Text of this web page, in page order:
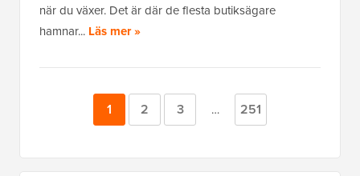
när du växer. Det är där de flesta butiksägare
hamnar... Läs mer »
Sida
1 Sida
2 Sida
3
Mellansidor
utelämnade
… Sida
251